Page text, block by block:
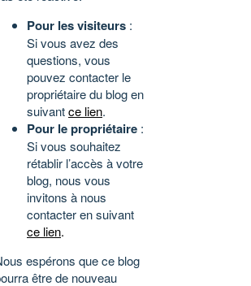
Pour les visiteurs :
Si vous avez des
questions, vous
pouvez contacter le
propriétaire du blog en
suivantce lien.
Pour le propriétaire :
Si vous souhaitez
rétablir l’accès à votre
blog, nous vous
invitons à nous
contacter en suivant
ce lien.
espérons que ce blog
être de nouveau